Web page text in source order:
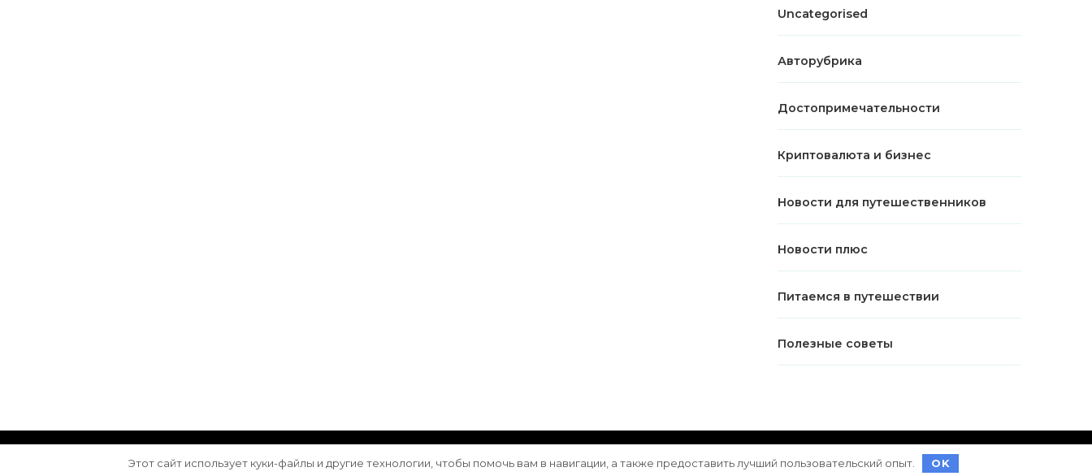
Uncategorised
Авторубрика
Достопримечательности
Криптовалюта и бизнес
Новости для путешественников
Новости плюс
Питаемся в путешествии
Полезные советы
© Авторское право 2026 . Все права защищены. Vilva | Разработана WordPress
Этот сайт использует куки-файлы и другие технологии, чтобы помочь вам в навигации, а также предоставить лучший пользовательский опыт. OK